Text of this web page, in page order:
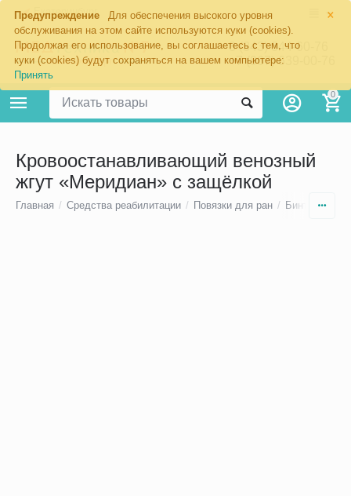
×
Предупреждение
Для обеспечения высокого уровня
обслуживания на этом сайте используются куки (cookies).
Продолжая его использование, вы соглашаетесь с тем, что
куки (cookies) будут сохраняться на вашем компьютере:
Принять
Екатеринбург
8 (343) 344-60-76
+7 (967) 639-00-76
0
Кровоостанавливающий венозный
жгут «Меридиан» с защёлкой
Главная / Средства реабилитации / Повязки для ран / Бинты,